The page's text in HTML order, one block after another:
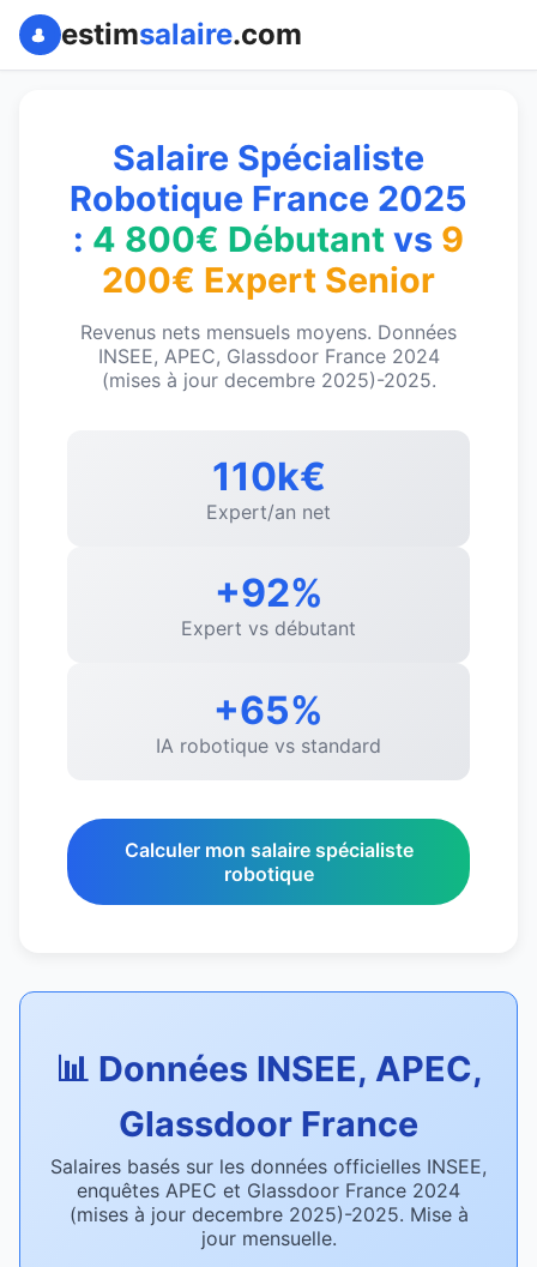
estimsalaire.com
Salaire Spécialiste
Robotique France 2025
: 4 800€ Débutant vs 9
200€ Expert Senior
Revenus nets mensuels moyens. Données
INSEE, APEC, Glassdoor France 2024
(mises à jour decembre 2025)-2025.
110k€
Expert/an net
+92%
Expert vs débutant
+65%
IA robotique vs standard
Calculer mon salaire spécialiste
robotique
📊 Données INSEE, APEC,
Glassdoor France
Salaires basés sur les données officielles INSEE,
enquêtes APEC et Glassdoor France 2024
(mises à jour decembre 2025)-2025. Mise à
jour mensuelle.